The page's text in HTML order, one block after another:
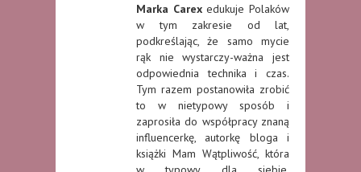
Marka Carexedukuje Polaków
w tym zakresie od lat,
podkreślając, że samo mycie
rąk nie wystarczy-ważna jest
odpowiednia technika i czas.
Tym razem postanowiła zrobić
to w nietypowy sposób i
zaprosiła do współpracy znaną
influencerkę, autorkę bloga i
książki Mam Wątpliwość, która